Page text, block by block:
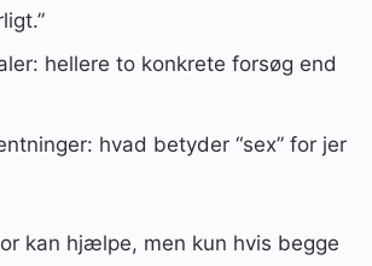
hellere to konkrete forsøg end
hvad betyder “sex” for jer
kan hjælpe, men kun hvis begge